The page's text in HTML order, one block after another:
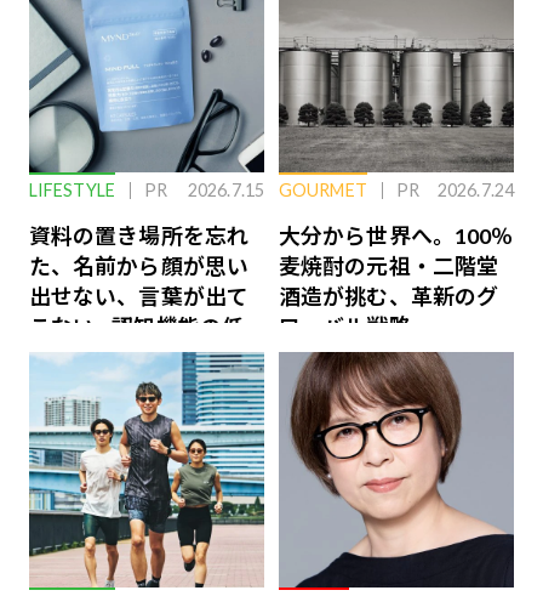
LIFESTYLE PR 2026.7.15
資料の置き場所を忘れ
た、名前から顔が思い
出せない、言葉が出て
こない…認知機能の低
下を救う、脳のインナ
ーケアとは
GOURMET PR 2026.7.24
大分から世界へ。100％
麦焼酎の元祖・二階堂
酒造が挑む、革新のグ
ローバル戦略